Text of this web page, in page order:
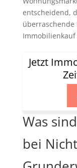
entscheidend,
überraschende
Jetzt
Was
bei